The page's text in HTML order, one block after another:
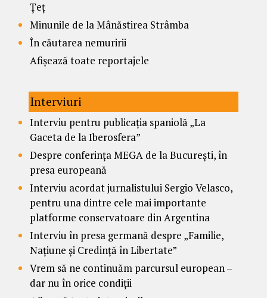
Țeț
Minunile de la Mânăstirea Strâmba
În căutarea nemuririi
Afișează toate reportajele
Interviuri
Interviu pentru publicația spaniolă „La
Gaceta de la Iberosfera”
Despre conferința MEGA de la București, în
presa europeană
Interviu acordat jurnalistului Sergio Velasco,
pentru una dintre cele mai importante
platforme conservatoare din Argentina
Interviu în presa germană despre „Familie,
Națiune și Credință în Libertate”
Vrem să ne continuăm parcursul european –
dar nu în orice condiții